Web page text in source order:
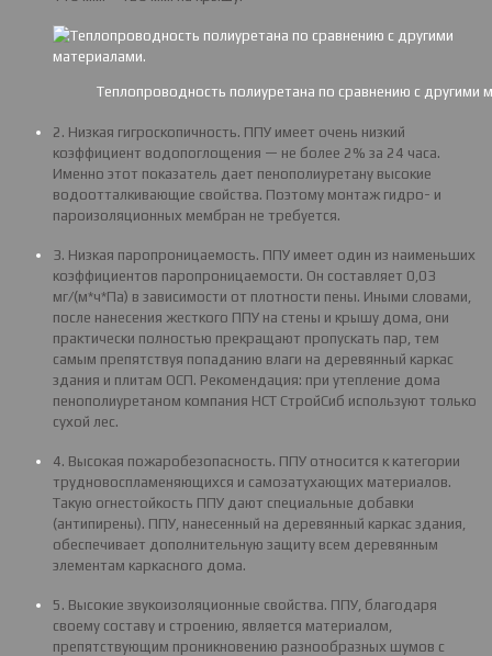
Теплопроводность полиуретана по сравнению с другими
2. Низкая гигроскопичность. ППУ имеет очень низкий
коэффициент водопоглощения — не более 2% за 24 часа.
Именно этот показатель дает пенополиуретану высокие
водоотталкивающие свойства. Поэтому монтаж гидро- и
пароизоляционных мембран не требуется.
3. Низкая паропроницаемость. ППУ имеет один из наименьших
коэффициентов паропроницаемости. Он составляет 0,03
мг/(м*ч*Па) в зависимости от плотности пены. Иными словами,
после нанесения жесткого ППУ на стены и крышу дома, они
практически полностью прекращают пропускать пар, тем
самым препятствуя попаданию влаги на деревянный каркас
здания и плитам ОСП. Рекомендация: при утепление дома
пенополиуретаном компания НСТ СтройСиб используют только
сухой лес.
4. Высокая пожаробезопасность. ППУ относится к категории
трудновоспламеняющихся и самозатухающих материалов.
Такую огнестойкость ППУ дают специальные добавки
(антипирены). ППУ, нанесенный на деревянный каркас здания,
обеспечивает дополнительную защиту всем деревянным
элементам каркасного дома.
5. Высокие звукоизоляционные свойства. ППУ, благодаря
своему составу и строению, является материалом,
препятствующим проникновению разнообразных шумов с